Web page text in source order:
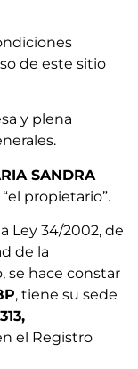
de este sitio
y plena
SANDRA
propietario”.
Ley 34/2002, de
de la
se hace constar
, tiene su sede
el Registro